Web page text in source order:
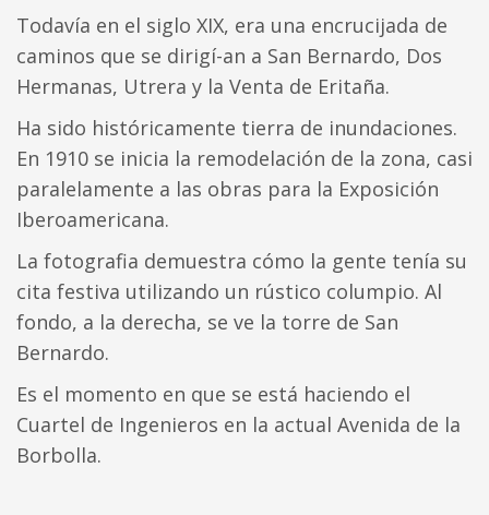
Todavía en el siglo XIX, era una encrucijada de
caminos que se dirigí-an a San Bernardo, Dos
Hermanas, Utrera y la Venta de Eritaña.
Ha sido históricamente tierra de inundaciones.
En 1910 se inicia la remodelación de la zona, casi
paralelamente a las obras para la Exposición
Iberoamericana.
La fotografia demuestra cómo la gente tenía su
cita festiva utilizando un rústico columpio. Al
fondo, a la derecha, se ve la torre de San
Bernardo.
Es el momento en que se está haciendo el
Cuartel de Ingenieros en la actual Avenida de la
Borbolla.